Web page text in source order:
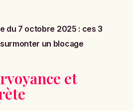
du 7 octobre 2025 : ces 3
un blocage
et